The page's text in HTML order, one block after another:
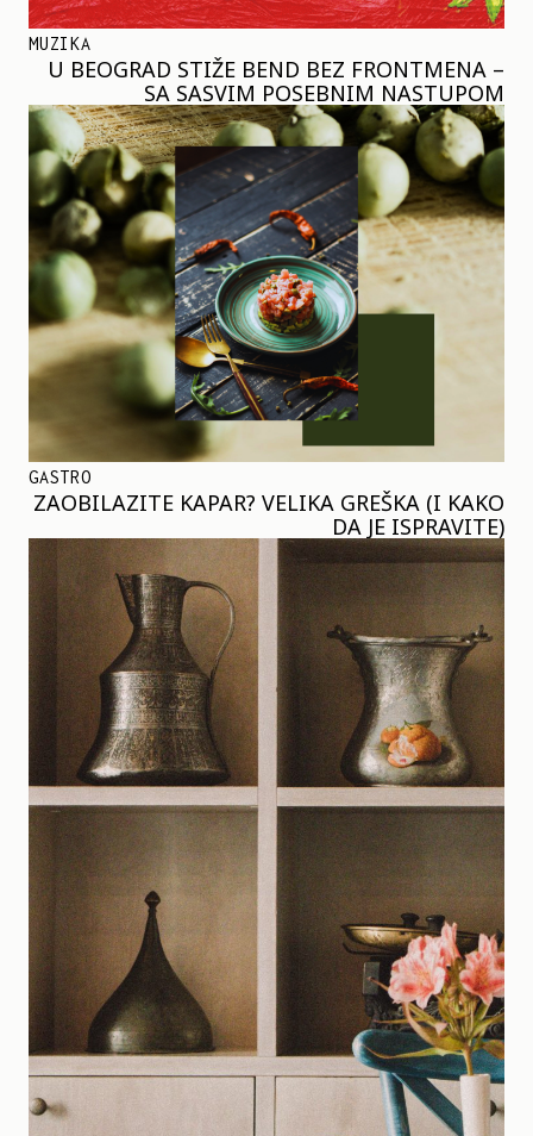
MUZIKA
U BEOGRAD STIŽE BEND BEZ FRONTMENA –
SA SASVIM POSEBNIM NASTUPOM
GASTRO
ZAOBILAZITE KAPAR? VELIKA GREŠKA (I KAKO
DA JE ISPRAVITE)